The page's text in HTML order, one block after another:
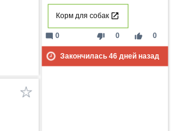
Корм для собак
thumb_down 0 thumb_up 0
mode_comment 0
Закончилась 46дней назад